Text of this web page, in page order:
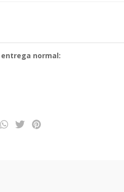
entrega normal: